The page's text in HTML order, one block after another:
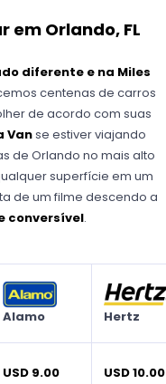
em Orlando, FL
diferente e na Miles
centenas de carros
de acordo com suas
Vanse estiver viajando
de Orlando no mais alto
superfície em um
de um filme descendo a
conversível.
Alamo Hertz
USD 9.00
USD 10.00